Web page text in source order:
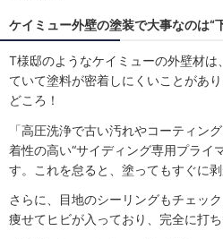
ケイミュー外壁の塗装で大事なのは“
T様邸のようなケイミューの外壁材
ていて塗料が密着しにくいことがあ
どころ！
「高圧洗浄で古い汚れやコーティン
着性の高い“サイディング専用プライ
す。これを怠ると、塗ってもすぐに剥
さらに、目地のシーリングもチェッ
痩せてヒビが入っており、完全に打